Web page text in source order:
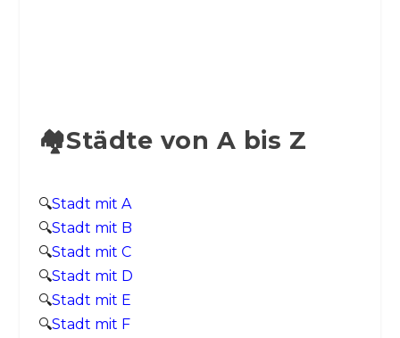
🏘️Städte von A bis Z
🔍Stadt mit A
🔍Stadt mit B
🔍Stadt mit C
🔍Stadt mit D
🔍Stadt mit E
🔍Stadt mit F